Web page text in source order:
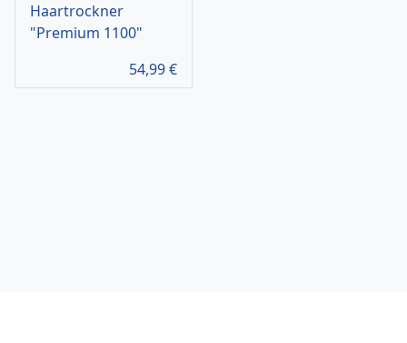
Haartrockner
"Premium 1100"
54,99€